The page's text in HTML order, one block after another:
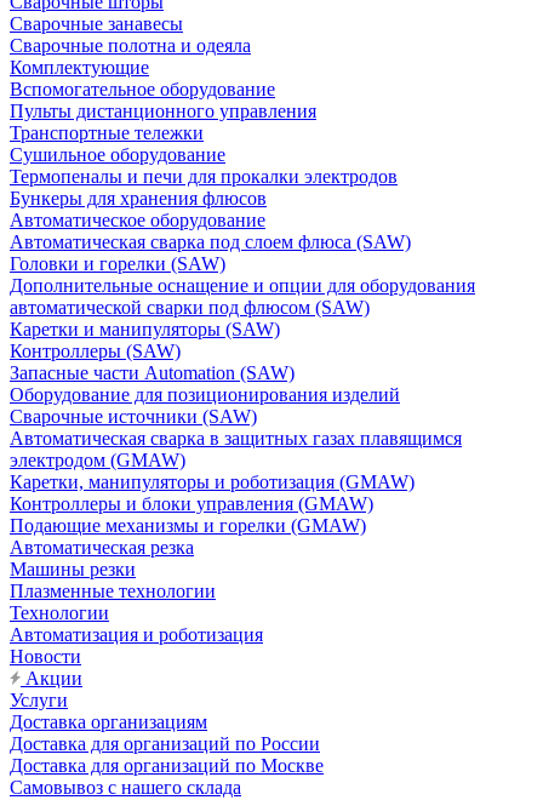
Сварочные занавесы
Сварочные полотна и одеяла
Комплектующие
Вспомогательное оборудование
Пульты дистанционного управления
Транспортные тележки
Сушильное оборудование
Термопеналы и печи для прокалки электродов
Бункеры для хранения флюсов
Автоматическое оборудование
Автоматическая сварка под слоем флюса (SAW)
Головки и горелки (SAW)
Дополнительные оснащение и опции для оборудования
автоматической сварки под флюсом (SAW)
Каретки и манипуляторы (SAW)
Контроллеры (SAW)
Запасные части Automation (SAW)
Оборудование для позиционирования изделий
Сварочные источники (SAW)
Автоматическая сварка в защитных газах плавящимся
электродом (GMAW)
Каретки, манипуляторы и роботизация (GMAW)
Контроллеры и блоки управления (GMAW)
Подающие механизмы и горелки (GMAW)
Автоматическая резка
Машины резки
Плазменные технологии
Технологии
Автоматизация и роботизация
Новости
Акции
Услуги
Доставка организациям
Доставка для организаций по России
Доставка для организаций по Москве
Самовывоз с нашего склада